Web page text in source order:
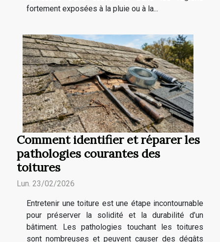
fortement exposées à la pluie ou à la...
Comment identifier et réparer les
pathologies courantes des
toitures
Lun. 23/02/2026
Entretenir une toiture est une étape incontournable
pour préserver la solidité et la durabilité d’un
bâtiment. Les pathologies touchant les toitures
sont nombreuses et peuvent causer des dégâts